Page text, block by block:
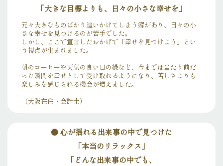
「大きな目標よりも、日々の小さな幸せを」
元々大きなものばかり追いかけてしまう癖があり、日々の小
さな幸せを見つけるのが苦手でした。
しかし、ここで宣言したおかげで「幸せを見つけよう」とい
う視点が生まれました。
朝のコーヒーや天気の良い日の緑など、今までは当たり前だ
った瞬間を幸せとして受け取れるようになり、苦しさよりも
楽しみを感じられる機会が増えました。
（大阪在住・会計士）
●心が揺れる出来事の中で見つけた
「本当のリラックス」
「どんな出来事の中でも、